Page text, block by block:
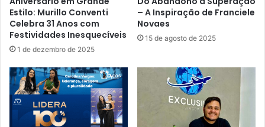
Estilo: Murillo Conventi
Celebra 31 Anos com
Festividades Inesquecíveis
1 de dezembro de 2025
– A Inspiração de Franciele
Novaes
15 de agosto de 2025